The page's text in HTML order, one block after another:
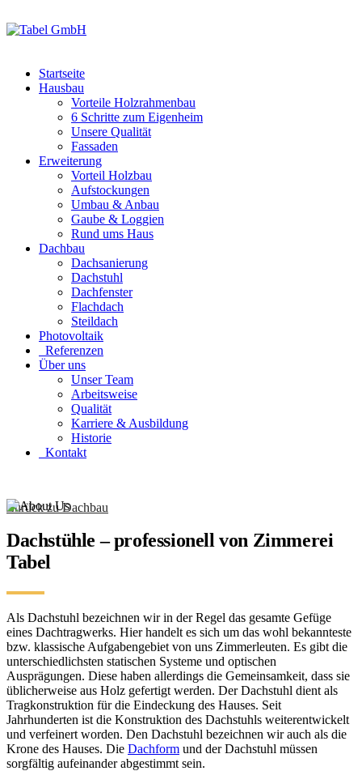
Startseite
Hausbau
Vorteile Holzrahmenbau
6 Schritte zum Eigenheim
Unsere Qualität
Fassaden
Erweiterung
Vorteil Holzbau
Aufstockungen
Umbau & Anbau
Gaube & Loggien
Rund ums Haus
Dachbau
Dachsanierung
Dachstuhl
Dachfenster
Flachdach
Steildach
Photovoltaik
Referenzen
Über uns
Unser Team
Arbeitsweise
Qualität
Karriere & Ausbildung
Historie
Kontakt
Zurück zu Dachbau
Dachstühle – professionell von Zimmerei
Tabel
Als Dachstuhl bezeichnen wir in der Regel das gesamte Gefüge
eines Dachtragwerks. Hier handelt es sich um das wohl bekannteste
bzw. klassische Aufgabengebiet von uns Zimmerleuten. Es gibt die
unterschiedlichsten statischen Systeme und optischen
Ausprägungen. Diese haben allerdings die Gemeinsamkeit, dass sie
üblicherweise aus Holz gefertigt werden. Der Dachstuhl dient als
Tragkonstruktion für die Eindeckung des Hauses. Seit
Jahrhunderten ist die Konstruktion des Dachstuhls weiterentwickelt
und verfeinert worden. Den Dachstuhl bezeichnen wir auch als die
Krone des Hauses. Die Dachform und der Dachstuhl müssen
sorgfältig aufeinander abgestimmt sein.